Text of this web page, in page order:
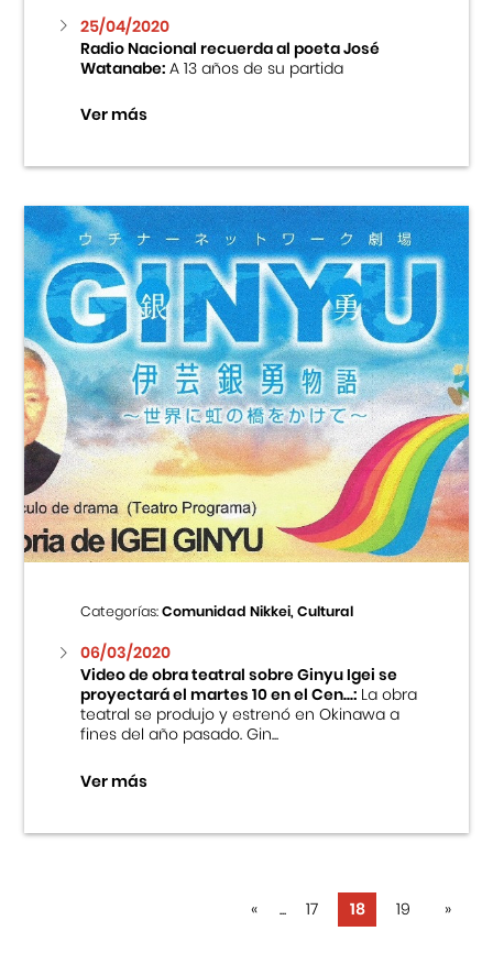
25/04/2020
Radio Nacional recuerda al poeta José
Watanabe:A 13 años de su partida
Ver más
Categorías:Comunidad Nikkei, Cultural
06/03/2020
Video de obra teatral sobre Ginyu Igei se
proyectará el martes 10 en el Cen...:La obra
teatral se produjo y estrenó en Okinawa a
fines del año pasado. Gin...
Ver más
« ... 17 18 19 »